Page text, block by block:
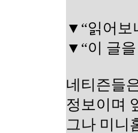
▼“읽어보
▼“이 글
네티즌들
정보이며
그나 미니